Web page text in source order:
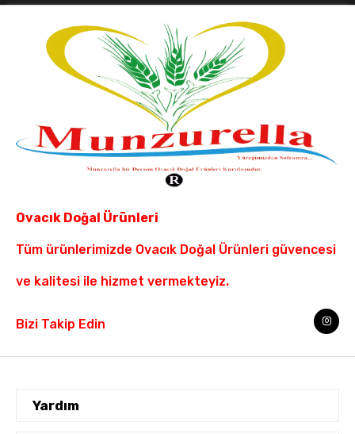
Ovacık Doğal Ürünleri
Tüm ürünlerimizde Ovacık Doğal Ürünleri güvencesi
ve kalitesi ile hizmet vermekteyiz.
Bizi Takip Edin
Yardım